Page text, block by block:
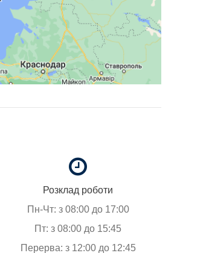
Розклад роботи
Пн-Чт: з 08:00 до 17:00
Пт: з 08:00 до 15:45
Перерва: з 12:00 до 12:45